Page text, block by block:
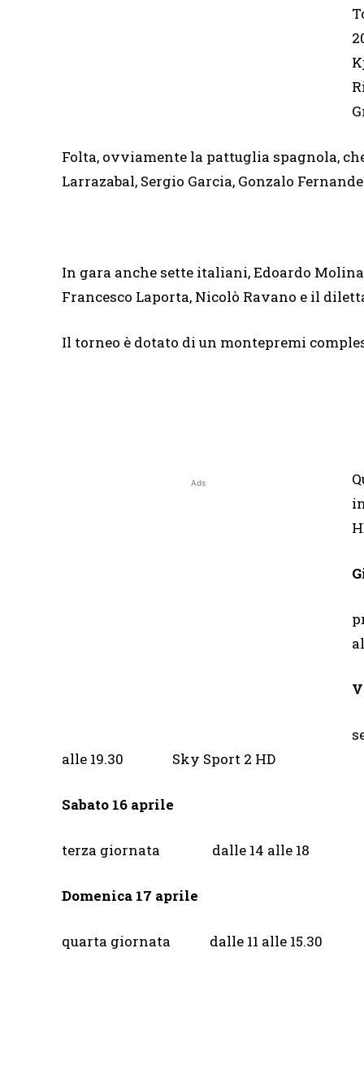
Folta, ovviamente la pattuglia spagnola,
Larrazabal, Sergio Garcia, Gonzalo
In gara anche sette italiani, Edoardo
Francesco Laporta, Nicolò Ravano e il
Il torneo è dotato di un montepremi
Ads
alle 19.30 Sky Sport 2 HD
Sabato 16 aprile
terza giornata dalle
Domenica 17 aprile
quarta giornata dalle 11